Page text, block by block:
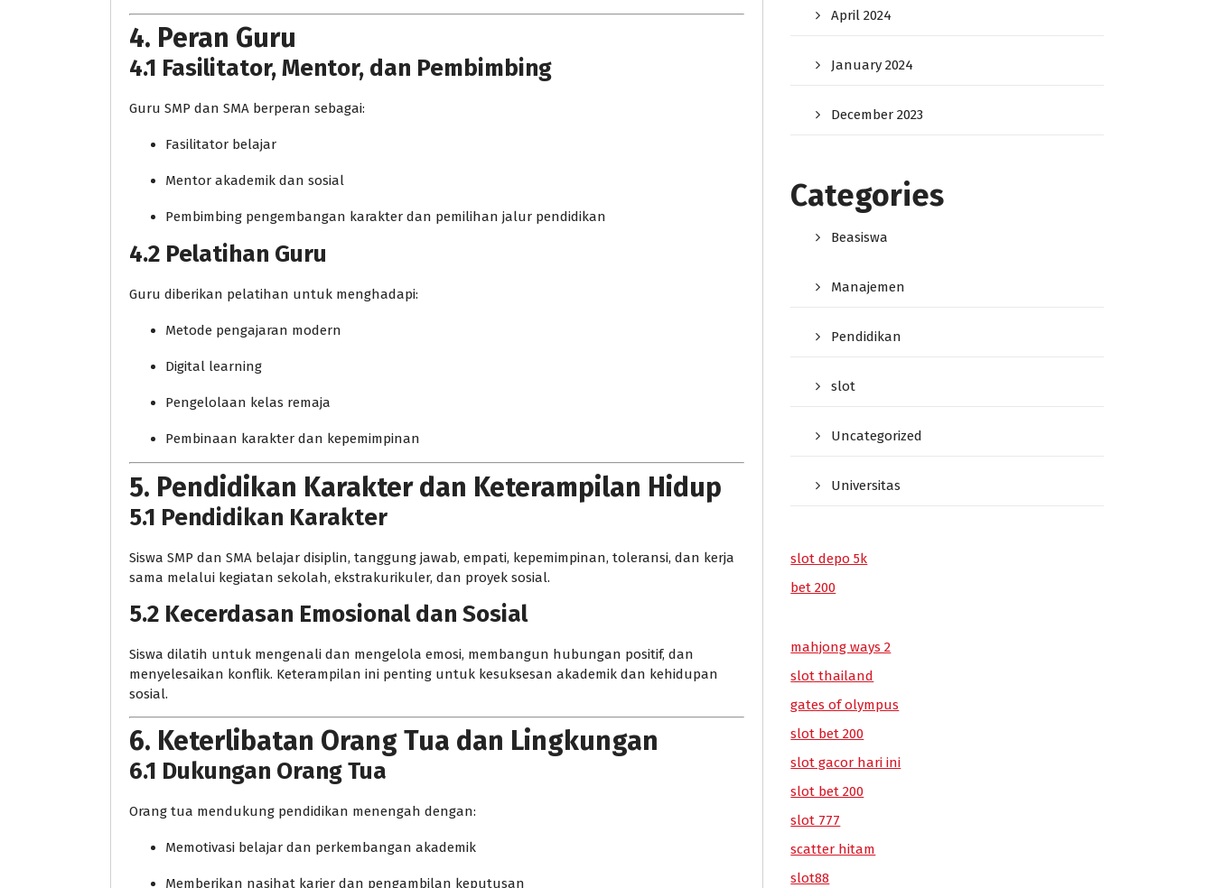
4. Peran Guru
4.1 Fasilitator, Mentor, dan Pembimbing
Guru SMP dan SMA berperan sebagai:
Fasilitator belajar
Mentor akademik dan sosial
Pembimbing pengembangan karakter dan pemilihan jalur pendidikan
4.2 Pelatihan Guru
Guru diberikan pelatihan untuk menghadapi:
Metode pengajaran modern
Digital learning
Pengelolaan kelas remaja
Pembinaan karakter dan kepemimpinan
5. Pendidikan Karakter dan Keterampilan Hidup
5.1 Pendidikan Karakter
Siswa SMP dan SMA belajar disiplin, tanggung jawab, empati, kepemimpinan, toleransi, dan kerja
sama melalui kegiatan sekolah, ekstrakurikuler, dan proyek sosial.
5.2 Kecerdasan Emosional dan Sosial
Siswa dilatih untuk mengenali dan mengelola emosi, membangun hubungan positif, dan
menyelesaikan konflik. Keterampilan ini penting untuk kesuksesan akademik dan kehidupan
sosial.
6. Keterlibatan Orang Tua dan Lingkungan
6.1 Dukungan Orang Tua
Orang tua mendukung pendidikan menengah dengan:
Memotivasi belajar dan perkembangan akademik
Memberikan nasihat karier dan pengambilan keputusan
April 2024
January 2024
December 2023
Categories
Beasiswa
Manajemen
Pendidikan
slot
Uncategorized
Universitas
slot depo 5k
bet 200
mahjong ways 2
slot thailand
gates of olympus
slot bet 200
slot gacor hari ini
slot bet 200
slot 777
scatter hitam
slot88